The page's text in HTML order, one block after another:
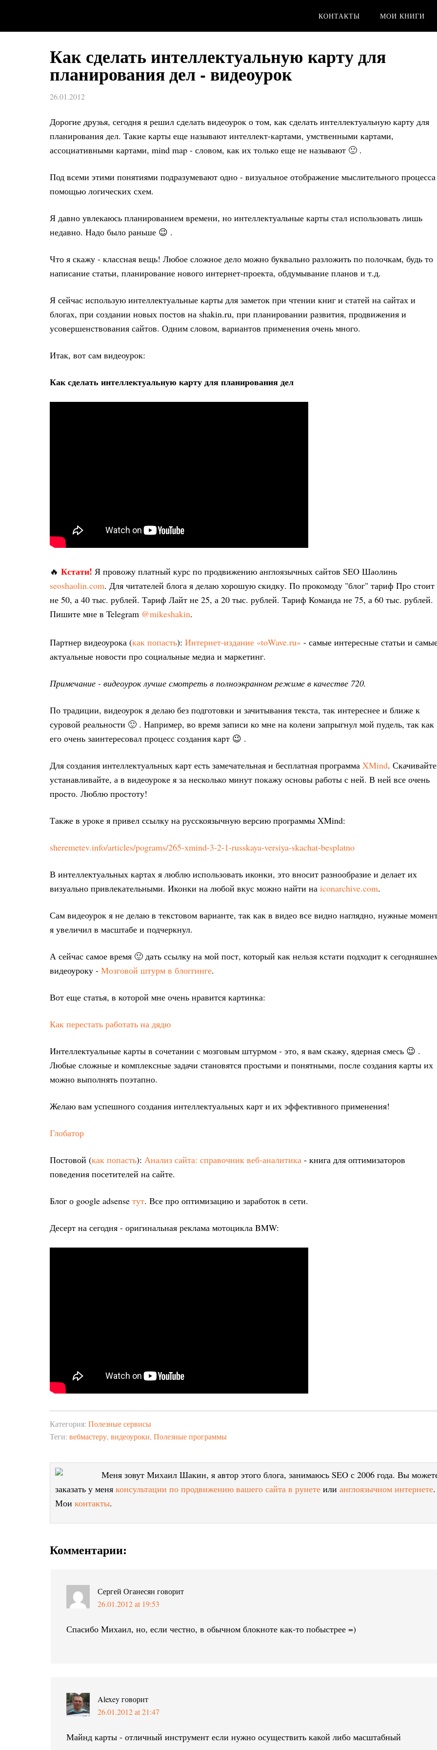
КОНТАКТЫ МОИ КНИГИ
Как сделать интеллектуальную карту для
планирования дел - видеоурок
26.01.2012
Дорогие друзья, сегодня я решил сделать видеоурок о том, как сделать интеллектуальную карту для
планирования дел. Такие карты еще называют интеллект-картами, умственными картами,
ассоциативными картами, mind map - словом, как их только еще не называют 🙂 .
Под всеми этими понятиями подразумевают одно - визуальное отображение мыслительного
помощью логических схем.
Я давно увлекаюсь планированием времени, но интеллектуальные карты стал использовать лишь
недавно. Надо было раньше 😉 .
Что я скажу - классная вещь! Любое сложное дело можно буквально разложить по полочкам, будь то
написание статьи, планирование нового интернет-проекта, обдумывание планов и т.д.
Я сейчас использую интеллектуальные карты для заметок при чтении книг и статей на сайтах и
блогах, при создании новых постов на shakin.ru, при планировании развития, продвижения и
усовершенствования сайтов. Одним словом, вариантов применения очень много.
Итак, вот сам видеоурок:
Как сделать интеллектуальную карту для планирования дел
🔥 Кстати! Я провожу платный курс по продвижению англоязычных сайтов SEO Шаолинь
seoshaolin.com. Для читателей блога я делаю хорошую скидку. По прокомоду "блог" тариф Про стоит
не 50, а 40 тыс. рублей. Тариф Лайт не 25, а 20 тыс. рублей. Тариф Команда не 75, а 60 тыс. рублей.
Пишите мне в Telegram @mikeshakin.
Партнер видеоурока (как попасть): Интернет-издание «toWave.ru» - самые интересные статьи и
актуальные новости про социальные медиа и маркетинг.
Примечание - видеоурок лучше смотреть в полноэкранном режиме в качестве 720.
По традиции, видеоурок я делаю без подготовки и зачитывания текста, так интереснее и ближе к
суровой реальности 🙂 . Например, во время записи ко мне на колени запрыгнул мой пудель, так как
его очень заинтересовал процесс создания карт 😉 .
Для создания интеллектуальных карт есть замечательная и бесплатная программа XMind.
устанавливайте, а в видеоуроке я за несколько минут покажу основы работы с ней. В ней все очень
просто. Люблю простоту!
Также в уроке я привел ссылку на русскоязычную версию программы XMind:
sheremetev.info/articles/pograms/265-xmind-3-2-1-russkaya-versiya-skachat-besplatno
В интеллектуальных картах я люблю использовать иконки, это вносит разнообразие и делает их
визуально привлекательными. Иконки на любой вкус можно найти на iconarchive.com.
Сам видеоурок я не делаю в текстовом варианте, так как в видео все видно наглядно, нужные
я увеличил в масштабе и подчеркнул.
А сейчас самое время 🙂 дать ссылку на мой пост, который как нельзя кстати подходит к
видеоуроку - Мозговой штурм в блоггинге.
Вот еще статья, в которой мне очень нравится картинка:
Как перестать работать на дядю
Интеллектуальные карты в сочетании с мозговым штурмом - это, я вам скажу, ядерная смесь 😉 .
Любые сложные и комплексные задачи становятся простыми и понятными, после создания карты их
можно выполнять поэтапно.
Желаю вам успешного создания интеллектуальных карт и их эффективного применения!
Глобатор
Постовой (как попасть): Анализ сайта: справочник веб-аналитика - книга для оптимизаторов
поведения посетителей на сайте.
Блог о google adsense тут. Все про оптимизацию и заработок в сети.
Десерт на сегодня - оригинальная реклама мотоцикла BMW:
Категория: Полезные сервисы
Теги: вебмастеру, видеоуроки, Полезные программы
Меня зовут Михаил Шакин, я автор этого блога, занимаюсь SEO с 2006 года. Вы
заказать у меня консультации по продвижению вашего сайта в рунете или англоязычном интернете.
Мои контакты.
Комментарии:
Сергей Оганесян говорит
26.01.2012 at 19:53
Спасибо Михаил, но, если честно, в обычном блокноте как-то побыстрее =)
Alexeyговорит
26.01.2012 at 21:47
Майнд карты - отличный инструмент если нужно осуществить какой либо масштабный